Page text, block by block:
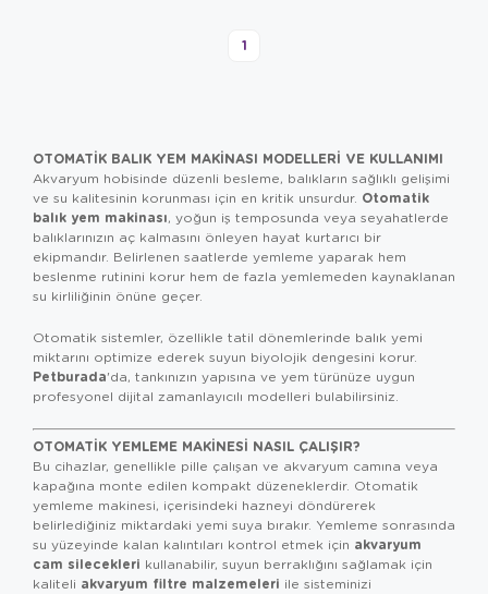
1
OTOMATIK BALIK YEM MAKINASI MODELLERI VE KULLANIMI
Akvaryum hobisinde düzenli besleme, balıkların sağlıklı gelişimi
ve su kalitesinin korunması için en kritik unsurdur. Otomatik
balık yem makinası, yoğun iş temposunda veya seyahatlerde
balıklarınızın aç kalmasını önleyen hayat kurtarıcı bir
ekipmandır. Belirlenen saatlerde yemleme yaparak hem
beslenme rutinini korur hem de fazla yemlemeden kaynaklanan
su kirliliğinin önüne geçer.
Otomatik sistemler, özellikle tatil dönemlerinde balık yemi
miktarını optimize ederek suyun biyolojik dengesini korur.
Petburada'da, tankınızın yapısına ve yem türünüze uygun
profesyonel dijital zamanlayıcılı modelleri bulabilirsiniz.
OTOMATIK YEMLEME MAKINESI NASIL ÇALIŞIR?
Bu cihazlar, genellikle pille çalışan ve akvaryum camına veya
kapağına monte edilen kompakt düzeneklerdir. Otomatik
yemleme makinesi, içerisindeki hazneyi döndürerek
belirlediğiniz miktardaki yemi suya bırakır. Yemleme sonrasında
su yüzeyinde kalan kalıntıları kontrol etmek için akvaryum
cam silecekleri kullanabilir, suyun berraklığını sağlamak için
kaliteli akvaryum filtre malzemeleri ile sisteminizi